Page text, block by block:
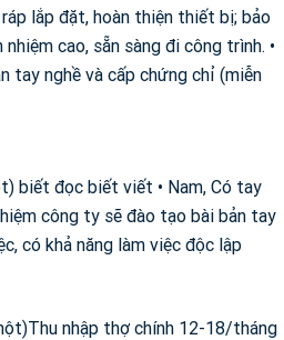
lắp đặt, hoàn thiện thiết bị; bảo
cao, sẵn sàng đi công trình. •
tay nghề và cấp chứng chỉ (miễn
biết đọc biết viết • Nam, Có tay
công ty sẽ đào tạo bài bản tay
có khả năng làm việc độc lập
nhập thợ chính 12-18/tháng